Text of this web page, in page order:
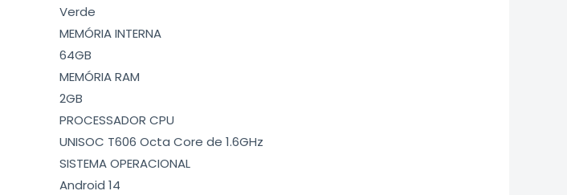
Verde
MEMÓRIA INTERNA
64GB
MEMÓRIA RAM
2GB
PROCESSADOR CPU
UNISOC T606 Octa Core de 1.6GHz
SISTEMA OPERACIONAL
Android 14